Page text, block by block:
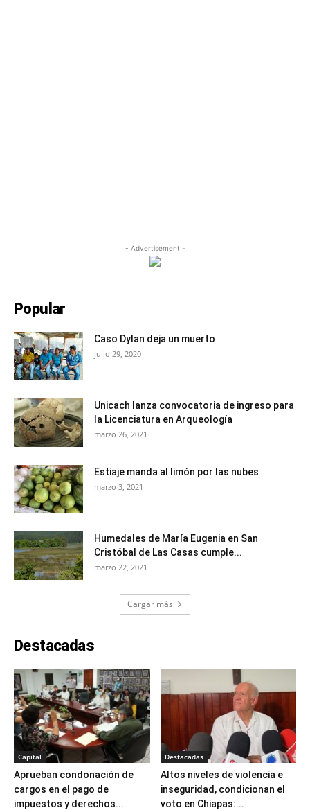
- Advertisement -
Popular
Caso Dylan deja un muerto
julio 29, 2020
Unicach lanza convocatoria de ingreso para
la Licenciatura en Arqueología
marzo 26, 2021
Estiaje manda al limón por las nubes
marzo 3, 2021
Humedales de María Eugenia en San
Cristóbal de Las Casas cumple...
marzo 22, 2021
Cargar más
Destacadas
Capital
Aprueban condonación de
cargos en el pago de
impuestos y derechos...
Destacadas
Altos niveles de violencia e
inseguridad, condicionan el
voto en Chiapas:...